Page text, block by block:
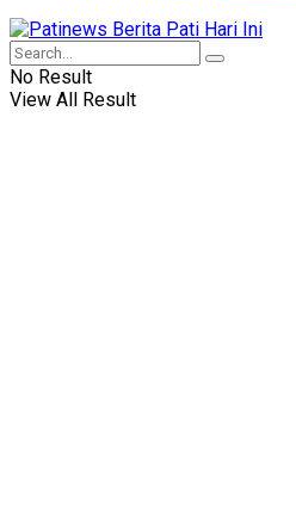
No Result
View All Result